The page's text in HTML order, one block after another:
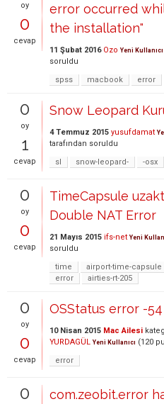
oy
0
cevap
error occurred
the installation"
11 Şubat 2016 Ozo Yeni Kullanıcı
soruldu
spss
macbook error
0
oy
1
cevap
Snow Leopard
4 Temmuz 2015 yusufdamat
tarafından soruldu
sl
snow-leopard- -osx
0
oy
0
cevap
TimeCapsule
Double NAT Error
21 Mayıs 2015 ifs-net Yeni
soruldu
time
airport-time-capsule
error
airties-rt-205
0
oy
0
cevap
OSStatus error -54
10 Nisan 2015 Mac Ailesi
YURDAGÜL Yeni Kullanıcı (120
error
0 com.zeobit.error